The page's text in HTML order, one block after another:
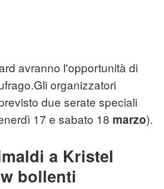
avranno l'opportunità di
organizzatori
due serate speciali
17 e sabato 18 marzo).
a Kristel
bollenti